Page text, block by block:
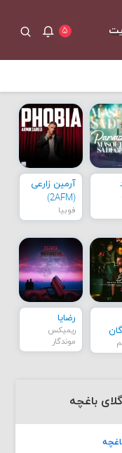
۵
آرمین زارعی
(2AFM)
فوبیا
رضایا
ریمیکس
موندگار
باغچه